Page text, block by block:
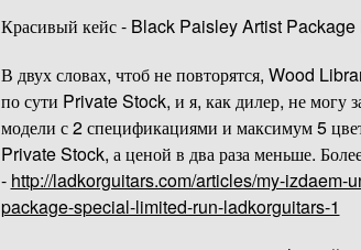
Красивый кейс - Black Paisley Artist
В двух словах, чтоб не повторятся, Wood
по сути Private Stock, и я, как дилер, не могу
модели с 2 спецификациями и максимум 5
Private Stock, а ценой в два раза меньше.
- http://ladkorguitars.com/articles/my-
package-special-limited-run-ladkorguitars-1